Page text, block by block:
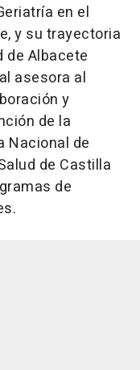
en el
y su trayectoria
de Albacete
asesora al
y
de la
Nacional de
de Castilla
de